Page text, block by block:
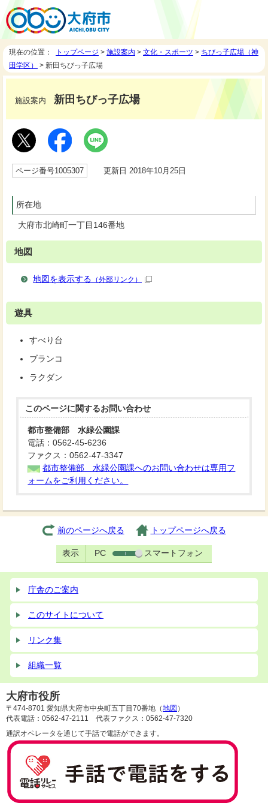
現在の位置： トップページ > 施設案内 > 文化・スポーツ > ちびっ子広場（神
田学区）
> 新田ちびっ子広場
施設案内 新田ちびっ子広場
ページ番号1005307 更新日 2018年10月25日
所在地
大府市北崎町一丁目146番地
地図
地図を表示する （外部リンク）
遊具
すべり台
ブランコ
ラクダン
このページに関するお問い合わせ
都市整備部 水緑公園課
電話：0562-45-6236
ファクス：0562-47-3347
都市整備部 水緑公園課へのお問い合わせは専用フ
ォームをご利用ください。
前のページへ戻る トップページへ戻る
表示 PC スマートフォン
庁舎のご案内
このサイトについて
リンク集
組織一覧
大府市役所
〒474-8701 愛知県大府市中央町五丁目70番地（地図 ）
代表電話：0562-47-2111 代表ファクス：0562-47-7320
通訳オペレータを通じて手話で電話ができます。